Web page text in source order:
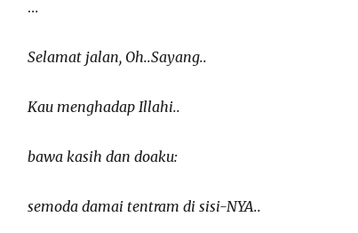
…
Selamat jalan, Oh..Sayang..
Kau menghadap Illahi..
bawa kasih dan doaku:
semoda damai tentram di sisi-NYA..